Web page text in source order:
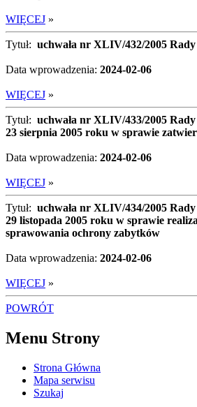
WIĘCEJ »
Tytuł: uchwała nr XLIV/432/2005
Data wprowadzenia: 2024-02-06
WIĘCEJ »
Tytuł: uchwała nr XLIV/433/2005
23 sierpnia 2005 roku w sprawie
Data wprowadzenia: 2024-02-06
WIĘCEJ »
Tytuł: uchwała nr XLIV/434/2005
29 listopada 2005 roku w sprawie
sprawowania ochrony zabytków
Data wprowadzenia: 2024-02-06
WIĘCEJ »
POWRÓT
Menu Strony
Strona Główna
Mapa serwisu
Szukaj